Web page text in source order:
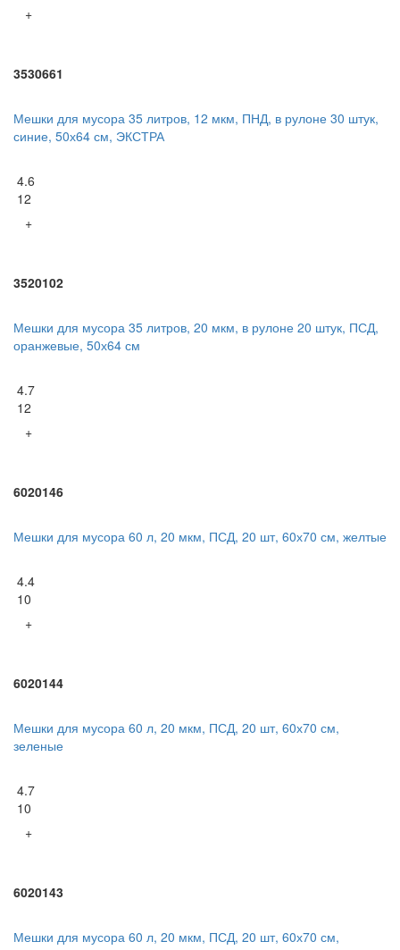
+
3530661
Мешки для мусора 35 литров, 12 мкм, ПНД, в рулоне 30 штук,
синие, 50х64 см, ЭКСТРА
4.6
12
+
3520102
Мешки для мусора 35 литров, 20 мкм, в рулоне 20 штук, ПСД,
оранжевые, 50х64 см
4.7
12
+
6020146
Мешки для мусора 60 л, 20 мкм, ПСД, 20 шт, 60х70 см, желтые
4.4
10
+
6020144
Мешки для мусора 60 л, 20 мкм, ПСД, 20 шт, 60х70 см,
зеленые
4.7
10
+
6020143
Мешки для мусора 60 л, 20 мкм, ПСД, 20 шт, 60х70 см,